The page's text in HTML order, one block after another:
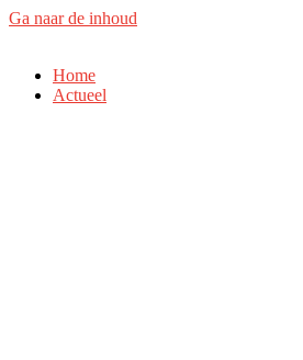
Ga naar de inhoud
Home
Actueel